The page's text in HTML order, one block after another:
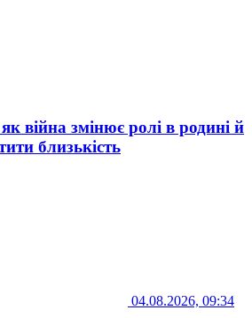
як війна змінює ролі в родині й
близькість
04.08.2026, 09:34